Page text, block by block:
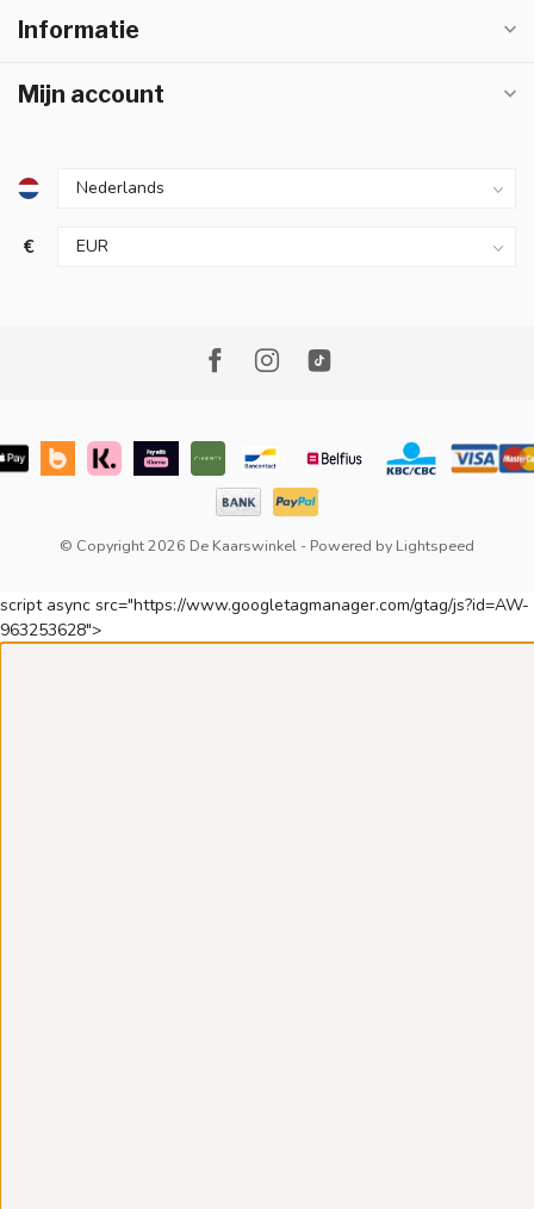
Informatie
Mijn account
€
© Copyright 2026 De Kaarswinkel - Powered by Lightspeed
script async src="https://www.googletagmanager.com/gtag/js?id=AW-
963253628">